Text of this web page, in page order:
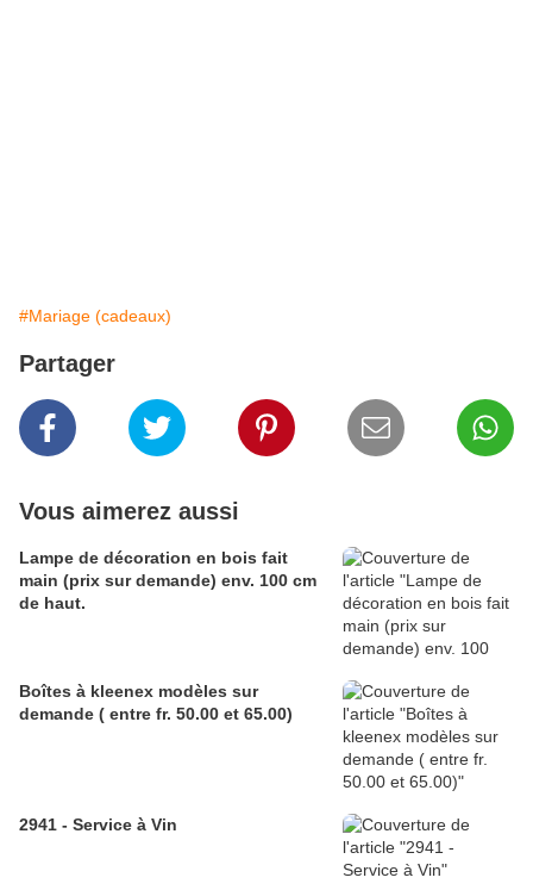
#Mariage (cadeaux)
Partager
Vous aimerez aussi
Lampe de décoration en bois fait
main (prix sur demande) env. 100 cm
de haut.
Boîtes à kleenex modèles sur
demande ( entre fr. 50.00 et 65.00)
2941 - Service à Vin